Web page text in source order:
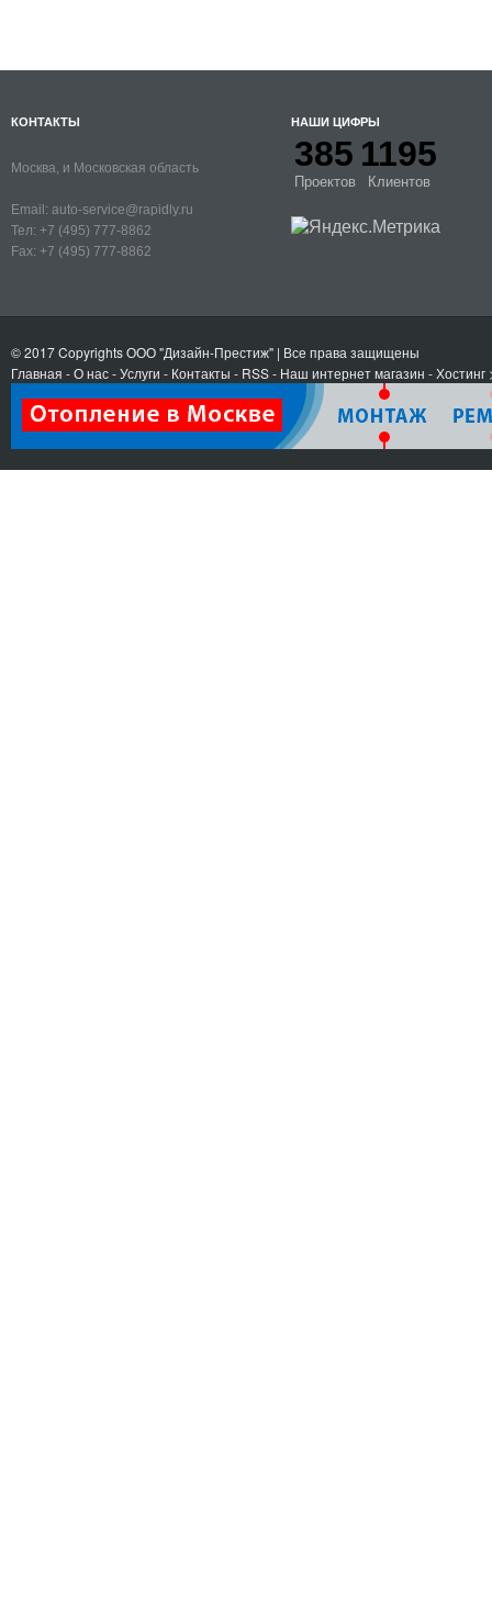
КОНТАКТЫ
Москва, и Московская область
Email: auto-service@rapidly.ru
Тел: +7 (495) 777-8862
Fax: +7 (495) 777-8862
НАШИ ЦИФРЫ
385
Проектов
1195
Клиентов
© 2017 CopyrightsООО "Дизайн-Престиж" | Все права защищены
Главная -О нас-Услуги - Контакты - RSS- Наш интернет магазин -Хостинг